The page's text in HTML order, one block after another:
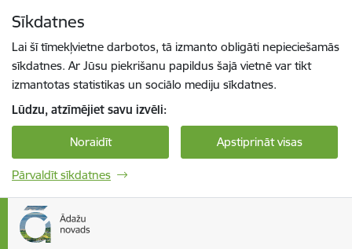
Sīkdatnes
Lai šī tīmekļvietne darbotos, tā izmanto obligāti nepieciešamās
sīkdatnes. Ar Jūsu piekrišanu papildus šajā vietnē var tikt
izmantotas statistikas un sociālo mediju sīkdatnes.
Lūdzu, atzīmējiet savu izvēli:
Noraidīt Apstiprināt visas
Pārvaldīt sīkdatnes